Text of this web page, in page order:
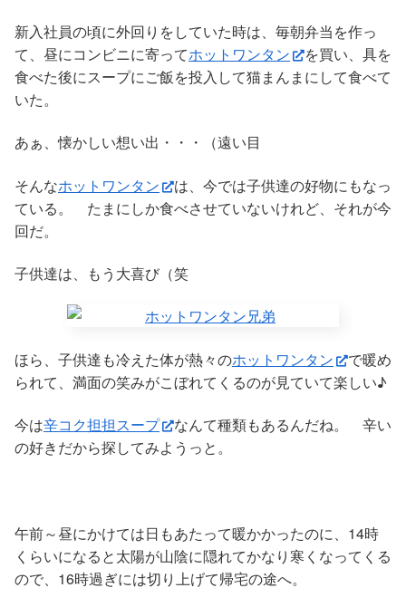
新入社員の頃に外回りをしていた時は、毎朝弁当を作っ
て、昼にコンビニに寄ってホットワンタン
を買い、具を
食べた後にスープにご飯を投入して猫まんまにして食べて
いた。
あぁ、懐かしい想い出・・・（遠い目
そんなホットワンタン
は、今では子供達の好物にもなっ
ている。 たまにしか食べさせていないけれど、それが今
回だ。
子供達は、もう大喜び（笑
ほら、子供達も冷えた体が熱々のホットワンタン
で暖め
られて、満面の笑みがこぼれてくるのが見ていて楽しい♪
今は辛コク担担スープ
なんて種類もあるんだね。 辛い
の好きだから探してみようっと。
午前～昼にかけては日もあたって暖かかったのに、14時
くらいになると太陽が山陰に隠れてかなり寒くなってくる
ので、16時過ぎには切り上げて帰宅の途へ。